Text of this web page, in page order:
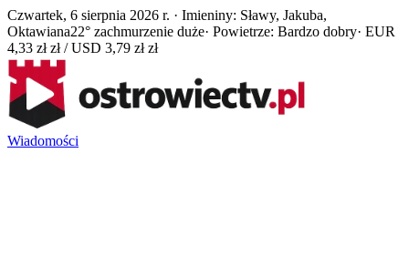
Czwartek, 6 sierpnia 2026 r. · Imieniny: Sławy, Jakuba,
Oktawiana22° zachmurzenie duże· Powietrze: Bardzo dobry· EUR
4,33 zł zł / USD 3,79 zł zł
Wiadomości